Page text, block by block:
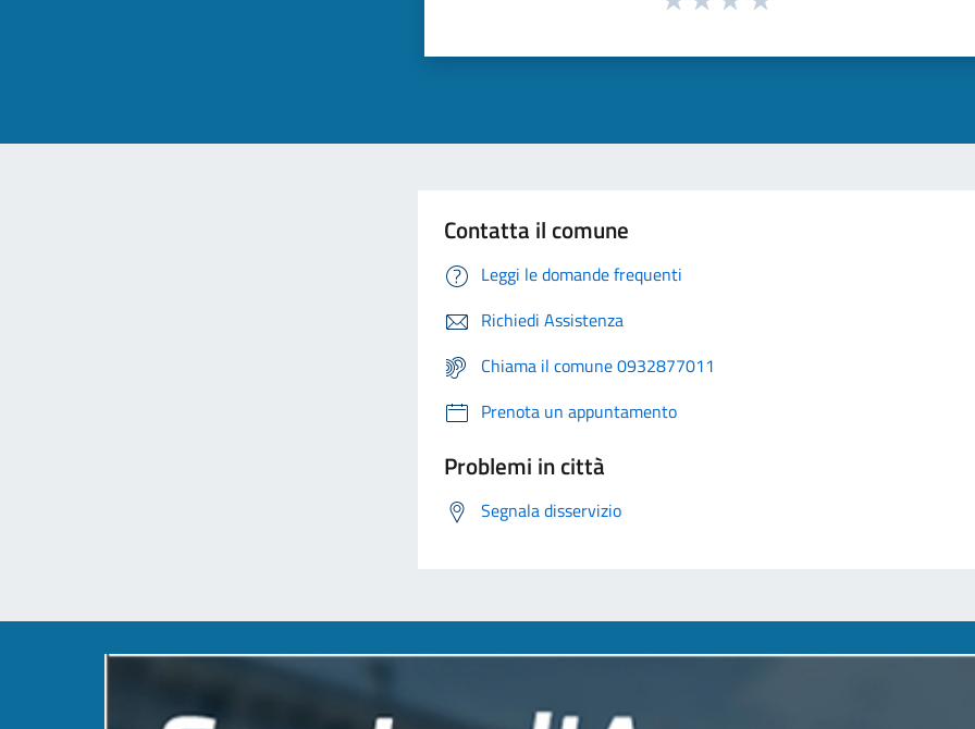
Contatta il comune
Leggi le domande frequenti
Richiedi Assistenza
Chiama il comune 0932877011
Prenota un appuntamento
Problemi in città
Segnala disservizio